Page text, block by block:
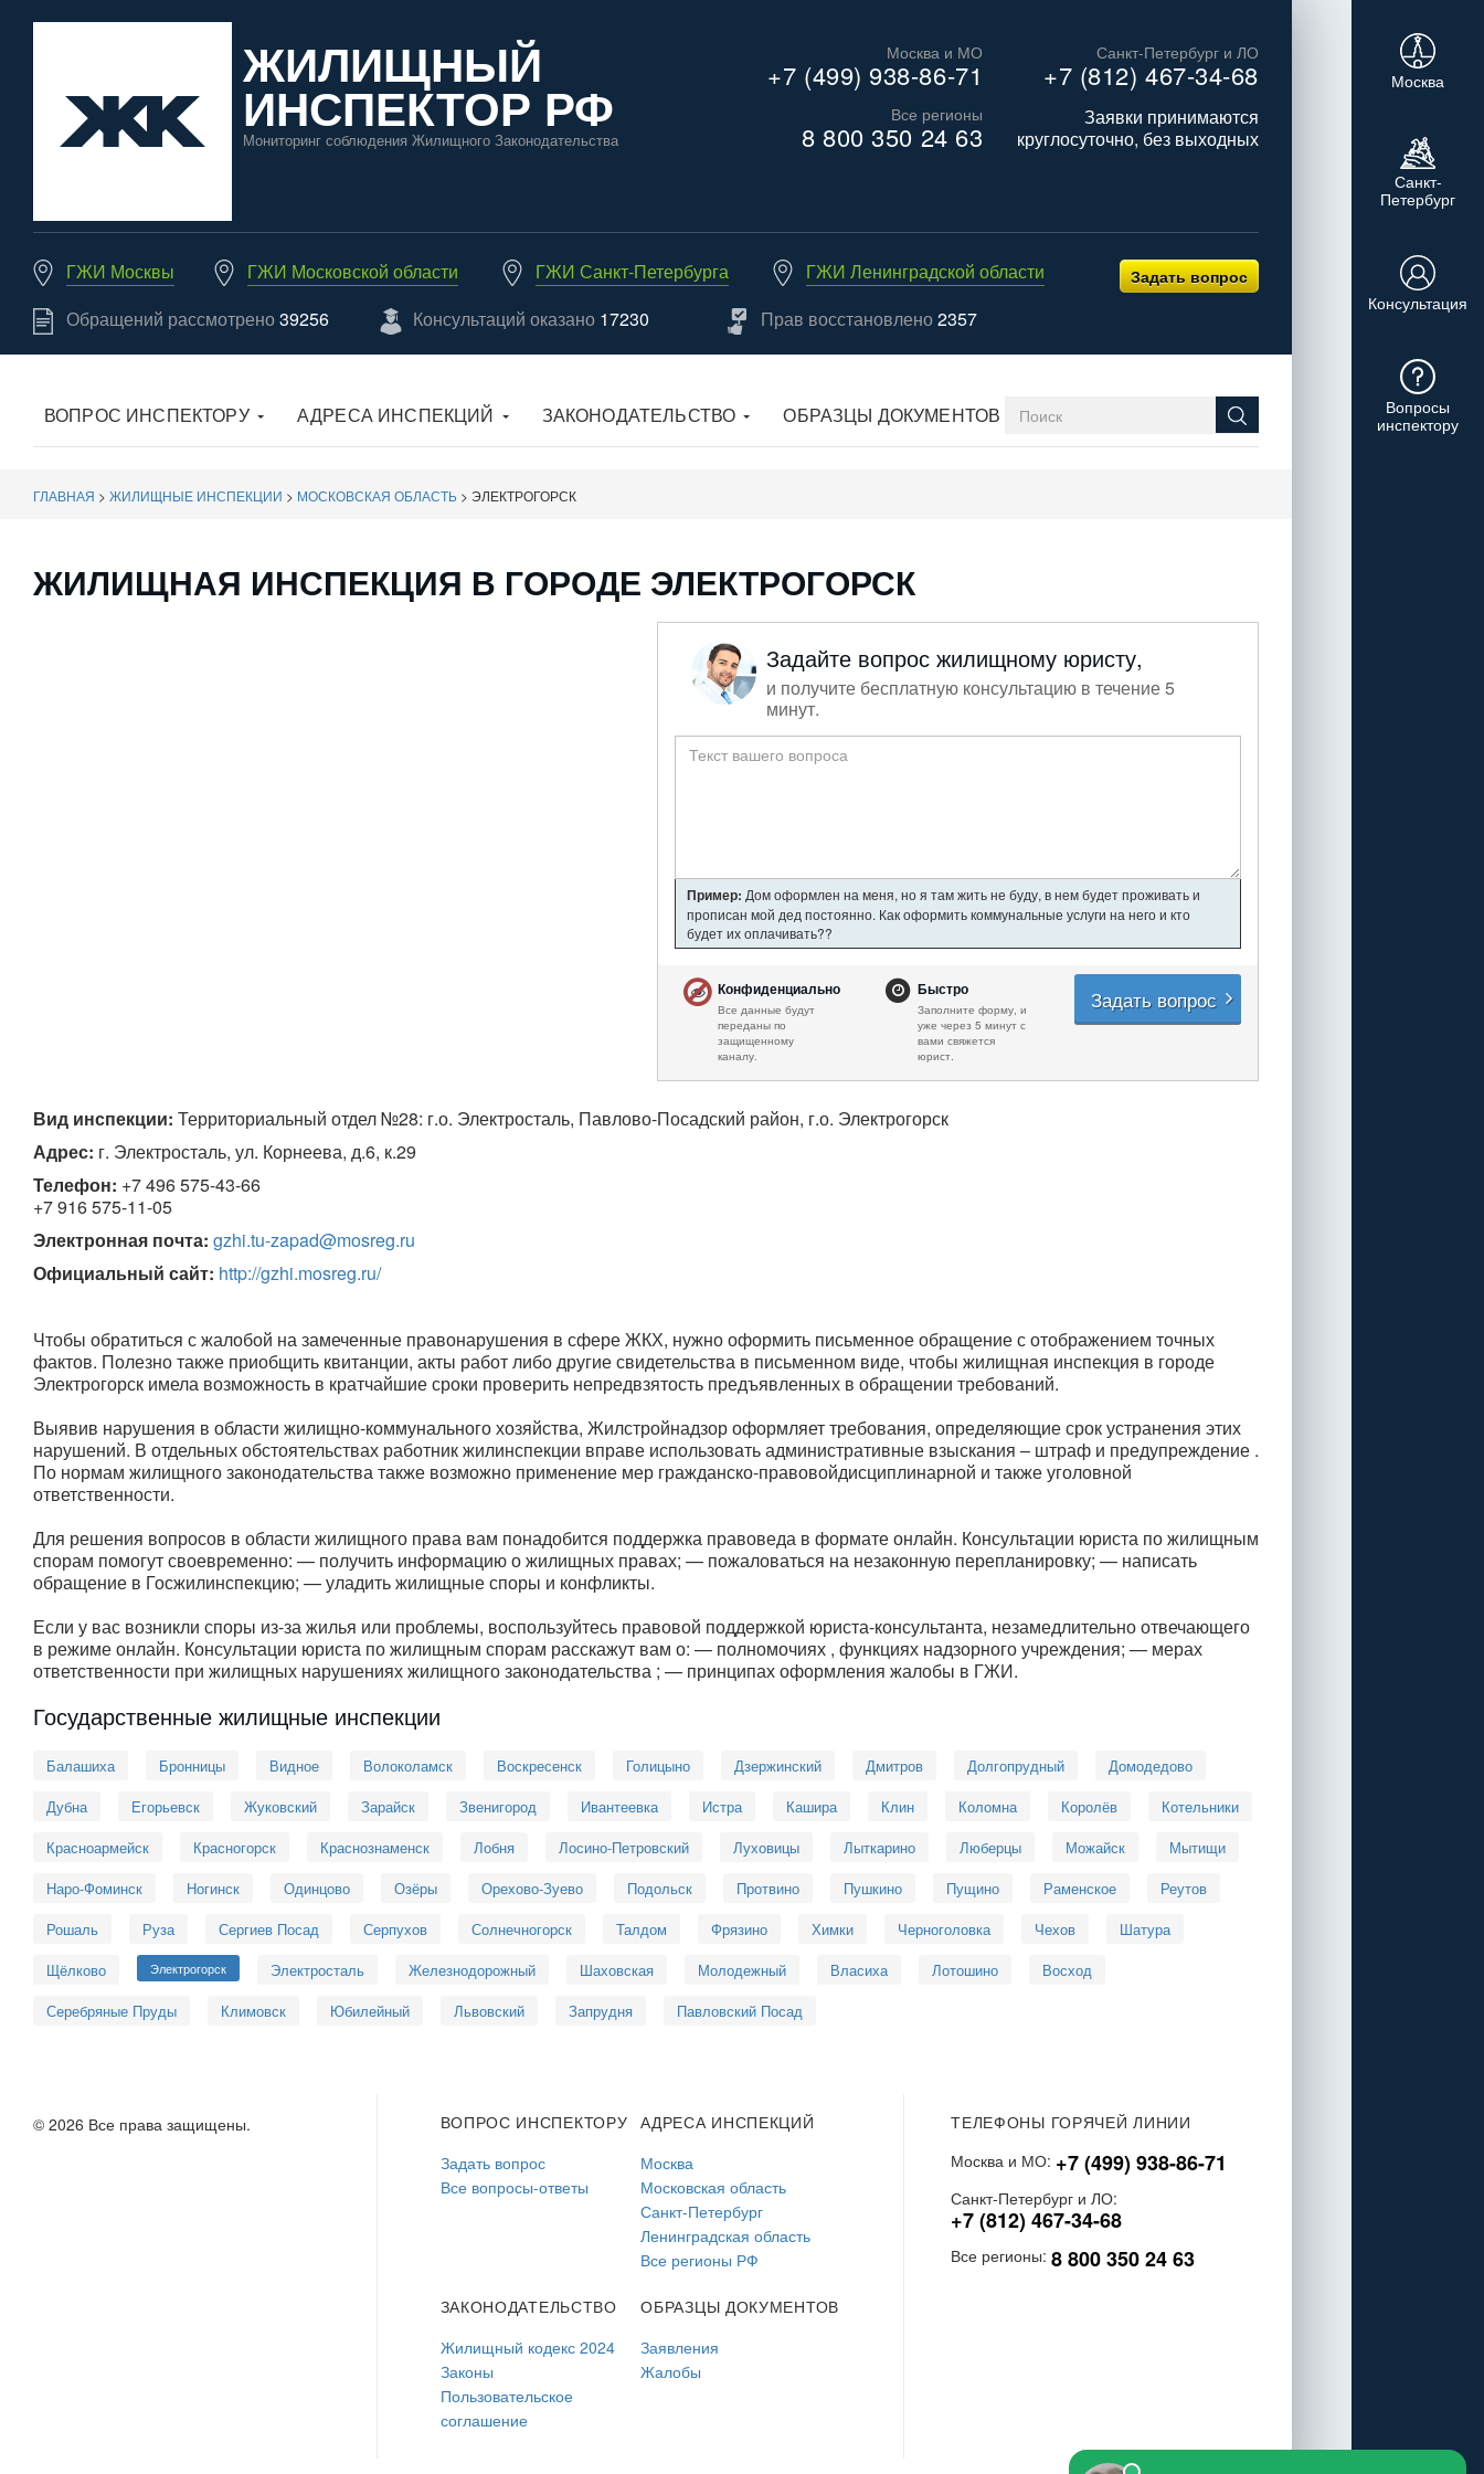
ЖИЛИЩНЫЙ
ИНСПЕКТОР РФ
Мониторинг соблюдения Жилищного Законодательства
Москва и МО
+7 (499) 938-86-71
Санкт-Петербург и ЛО
+7 (812) 467-34-68
Все регионы
8 800 350 24 63
Заявки принимаются
круглосуточно, без выходных
ГЖИ Москвы ГЖИ Московской области ГЖИ Санкт-Петербурга
ГЖИ Ленинградской области
Обращений рассмотрено39256 Консультаций оказано 17230 Прав восстановлено2357
Задать вопрос
ВОПРОС ИНСПЕКТОРУ АДРЕСА ИНСПЕКЦИЙ ЗАКОНОДАТЕЛЬСТВО ОБРАЗЦЫ ДОКУМЕНТОВ
ГЛАВНАЯ > ЖИЛИЩНЫЕ ИНСПЕКЦИИ > МОСКОВСКАЯ ОБЛАСТЬ > ЭЛЕКТРОГОРСК
ЖИЛИЩНАЯ ИНСПЕКЦИЯ В ГОРОДЕ ЭЛЕКТРОГОРСК
Задайте вопрос жилищному юристу,
и получите бесплатную консультацию в течение 5
минут.
Пример: Дом оформлен на меня, но я там жить не буду, в нем будет проживать и
прописан мой дед постоянно. Как оформить коммунальные услуги на него и кто
будет их оплачивать??
Конфиденциально
Все данные будут
переданы по
защищенному
каналу.
Быстро
Заполните форму, и
уже через 5 минут с
вами свяжется
юрист.
Задать вопрос
Вид инспекции: Территориальный отдел №28: г.о. Электросталь, Павлово-Посадский район, г.о. Электрогорск
Адрес: г. Электросталь, ул. Корнеева, д.6, к.29
Телефон: +7 496 575-43-66
+7 916 575-11-05
Электронная почта: gzhi.tu-zapad@mosreg.ru
Официальный сайт: http://gzhi.mosreg.ru/
Чтобы обратиться с жалобой на замеченные правонарушения в сфере ЖКХ, нужно оформить письменное обращение с отображением точных
фактов. Полезно также приобщить квитанции, акты работ либо другие свидетельства в письменном виде, чтобы жилищная инспекция в городе
Электрогорск имела возможность в кратчайшие сроки проверить непредвзятость предъявленных в обращении требований.
Выявив нарушения в области жилищно-коммунального хозяйства, Жилстройнадзор оформляет требования, определяющие срок устранения этих
нарушений. В отдельных обстоятельствах работник жилинспекции вправе использовать административные взыскания – штраф и предупреждение .
По нормам жилищного законодательства также возможно применение мер гражданско-правовойдисциплинарной и также уголовной
ответственности.
Для решения вопросов в области жилищного права вам понадобится поддержка правоведа в формате онлайн. Консультации юриста по жилищным
спорам помогут своевременно: — получить информацию о жилищных правах; — пожаловаться на незаконную перепланировку; — написать
обращение в Госжилинспекцию; — уладить жилищные споры и конфликты.
Если у вас возникли споры из-за жилья или проблемы, воспользуйтесь правовой поддержкой юриста-консультанта, незамедлительно отвечающего
в режиме онлайн. Консультации юриста по жилищным спорам расскажут вам о: — полномочиях , функциях надзорного учреждения; — мерах
ответственности при жилищных нарушениях жилищного законодательства ; — принципах оформления жалобы в ГЖИ.
Государственные жилищные инспекции
Балашиха Бронницы Видное Волоколамск Воскресенск Голицыно Дзержинский Дмитров Долгопрудный
Домодедово
Дубна
Егорьевск Жуковский Зарайск Звенигород Ивантеевка Истра Кашира Клин Коломна Королёв
Котельники
Красноармейск
Красногорск Краснознаменск Лобня Лосино-Петровский Луховицы Лыткарино Люберцы Можайск
Мытищи
Наро-Фоминск
Ногинск Одинцово Озёры Орехово-Зуево Подольск Протвино Пушкино Пущино Раменское
Реутов
Рошаль
Руза Сергиев Посад Серпухов Солнечногорск Талдом Фрязино Химки Черноголовка Чехов
Шатура
Щёлково
Электрогорск Электросталь Железнодорожный Шаховская Молодежный Власиха Лотошино
Восход
Серебряные Пруды
Климовск Юбилейный Львовский Запрудня Павловский Посад
© 2026 Все права защищены.
ВОПРОС ИНСПЕКТОРУ
Задать вопрос
Все вопросы-ответы
АДРЕСА ИНСПЕКЦИЙ
Москва
Московская область
Санкт-Петербург
Ленинградская область
Все регионы РФ
ЗАКОНОДАТЕЛЬСТВО
Жилищный кодекс 2024
Законы
Пользовательское
соглашение
ОБРАЗЦЫ ДОКУМЕНТОВ
Заявления
Жалобы
ТЕЛЕФОНЫ ГОРЯЧЕЙ ЛИНИИ
Москва и МО: +7 (499) 938-86-71
Санкт-Петербург и ЛО:
+7 (812) 467-34-68
Все регионы:8 800 350 24 63
Москва
Санкт-
Петербург
Консультация
Вопросы
инспектору